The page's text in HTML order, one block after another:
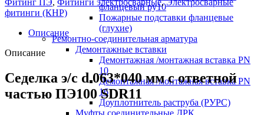
фланцевый ру10
Пожарные подставки фланцевые
(глухие)
Ремонтно-соединительная арматура
Демонтажные вставки
Демонтажная /монтажная вставка PN
10
Демонтажная /монтажная вставка PN
16
Доуплотнитель раструба (РУРС)
Муфты соединительные ДРК
фитинги (КНР)
Описание
Описание
Седелка э/с d 063*040 мм с ответной
частью ПЭ100 SDR11